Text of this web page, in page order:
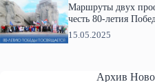
Маршруты двух
честь 80-летия
15.05.2025
Архив